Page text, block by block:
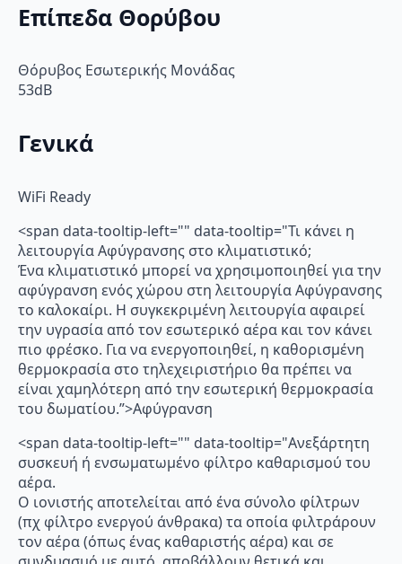
Επίπεδα Θορύβου
Θόρυβος Εσωτερικής Μονάδας
53dB
Γενικά
WiFi Ready
<span data-tooltip-left="" data-tooltip="Τι κάνει η
λειτουργία Αφύγρανσης στο κλιματιστικό;
Ένα κλιματιστικό μπορεί να χρησιμοποιηθεί για την
αφύγρανση ενός χώρου στη λειτουργία Αφύγρανσης
το καλοκαίρι. Η συγκεκριμένη λειτουργία αφαιρεί
την υγρασία από τον εσωτερικό αέρα και τον κάνει
πιο φρέσκο. Για να ενεργοποιηθεί, η καθορισμένη
θερμοκρασία στο τηλεχειριστήριο θα πρέπει να
είναι χαμηλότερη από την εσωτερική θερμοκρασία
του δωματίου.”>Αφύγρανση
<span data-tooltip-left="" data-tooltip="Ανεξάρτητη
συσκευή ή ενσωματωμένο φίλτρο καθαρισμού του
αέρα.
Ο ιονιστής αποτελείται από ένα σύνολο φίλτρων
(πχ φίλτρο ενεργού άνθρακα) τα οποία φιλτράρουν
τον αέρα (όπως ένας καθαριστής αέρα) και σε